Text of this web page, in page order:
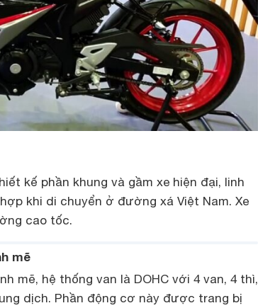
kế phần khung và gầm xe hiện đại, linh
khi di chuyển ở đường xá Việt Nam. Xe
cao tốc.
mẽ
mẽ, hệ thống van là DOHC với 4 van, 4 thì,
dịch. Phần động cơ này được trang bị